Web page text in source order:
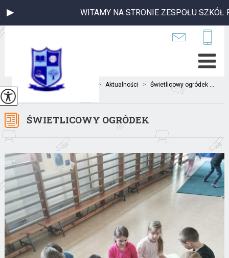
WITAMY NA STRONIE ZESPOŁU SZKÓŁ
Jesteś tutaj: > Aktualności > Świetlicowy ogródek ...
ŚWIETLICOWY OGRÓDEK